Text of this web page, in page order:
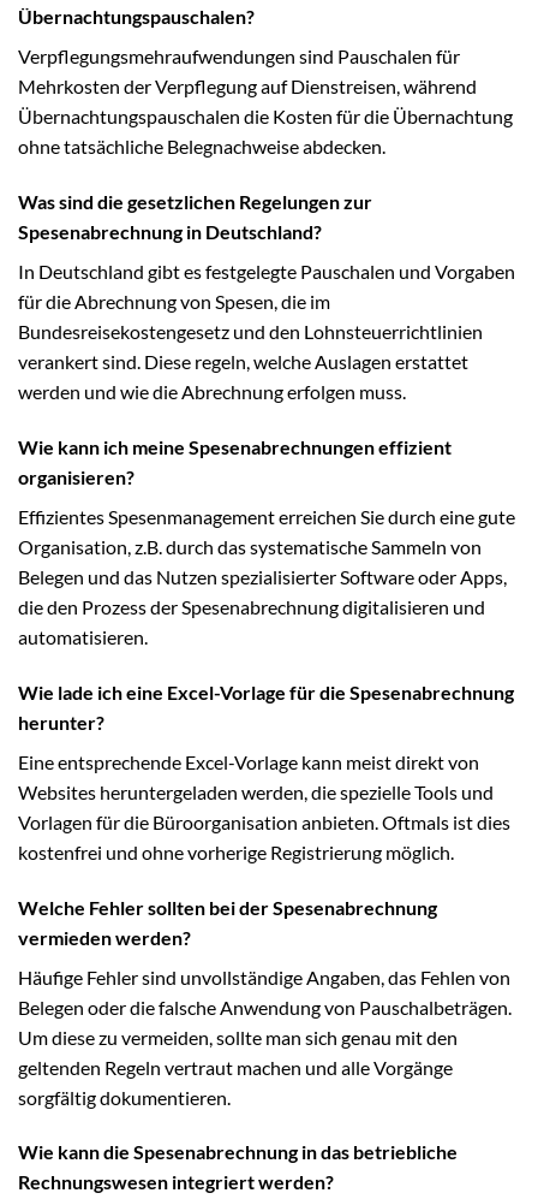
Übernachtungspauschalen?
Verpflegungsmehraufwendungen sind Pauschalen für
Mehrkosten der Verpflegung auf Dienstreisen, während
Übernachtungspauschalen die Kosten für die Übernachtung
ohne tatsächliche Belegnachweise abdecken.
Was sind die gesetzlichen Regelungen zur
Spesenabrechnung in Deutschland?
In Deutschland gibt es festgelegte Pauschalen und Vorgaben
für die Abrechnung von Spesen, die im
Bundesreisekostengesetz und den Lohnsteuerrichtlinien
verankert sind. Diese regeln, welche Auslagen erstattet
werden und wie die Abrechnung erfolgen muss.
Wie kann ich meine Spesenabrechnungen effizient
organisieren?
Effizientes Spesenmanagement erreichen Sie durch eine gute
Organisation, z.B. durch das systematische Sammeln von
Belegen und das Nutzen spezialisierter Software oder Apps,
die den Prozess der Spesenabrechnung digitalisieren und
automatisieren.
Wie lade ich eine Excel-Vorlage für die Spesenabrechnung
herunter?
Eine entsprechende Excel-Vorlage kann meist direkt von
Websites heruntergeladen werden, die spezielle Tools und
Vorlagen für die Büroorganisation anbieten. Oftmals ist dies
kostenfrei und ohne vorherige Registrierung möglich.
Welche Fehler sollten bei der Spesenabrechnung
vermieden werden?
Häufige Fehler sind unvollständige Angaben, das Fehlen von
Belegen oder die falsche Anwendung von Pauschalbeträgen.
Um diese zu vermeiden, sollte man sich genau mit den
geltenden Regeln vertraut machen und alle Vorgänge
sorgfältig dokumentieren.
Wie kann die Spesenabrechnung in das betriebliche
Rechnungswesen integriert werden?